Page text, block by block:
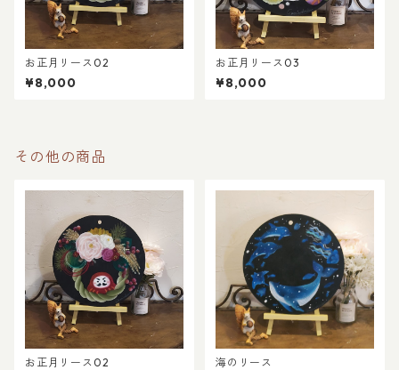
お正月リース02
¥8,000
お正月リース03
¥8,000
その他の商品
お正月リース02 海のリース